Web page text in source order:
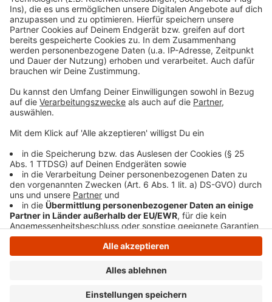
"04.00 AM Tour"-Tour Station in NRW gemacht. Hier seht
ihr die Fotos von seinem Auftritt in Köln.
So war das Geheimkonzert mit Rea Garvey
Konzertpräsentationen|Er stand für einige von euch
exklusiv auf der Bühne. Der Rest kann das Rea Garvey-
Geheimkonzert nochmal im Radio erleben.
Leony: Live-Tournee in 2025 - die besten Bilder aus
Konzertpräsentationen|Popstar Leony ist nach dem
Tour-Erfolg in 2024 auch Anfang 2025 erneut auf
Konzertreise gewesen. Wir haben für euch die besten
Bilder vom Abend aus Köln.